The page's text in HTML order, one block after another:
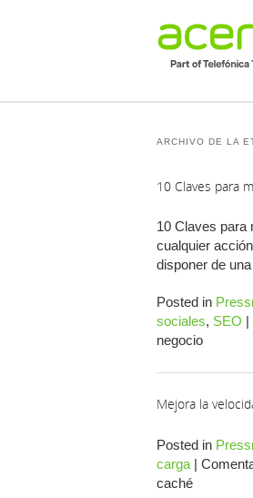
ARCHIVO DE LA
10 Claves para
10 Claves para
cualquier
disponer de
Posted in
sociales, SEO |
negocio
Mejora la
Posted in
carga |
caché